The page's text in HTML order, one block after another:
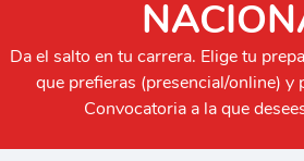
Da el salto en tu carrera. Elige tu
que prefieras (presencial/online) y
Convocatoria a la que